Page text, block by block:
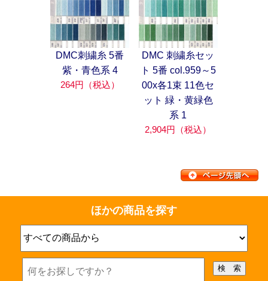
DMC刺繍糸 5番
紫・青色系 4
264円（税込）
DMC 刺繍糸セッ
ト 5番 col.959～5
00x各1束 11色セ
ット 緑・黄緑色
系 1
2,904円（税込）
ほかの商品を探す